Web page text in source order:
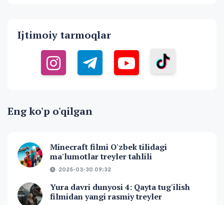
Ijtimoiy tarmoqlar
Eng ko'p o'qilgan
Minecraft filmi O'zbek tilidagi
ma'lumotlar treyler tahlili
2025-03-30 09:32
Yura davri dunyosi 4: Qayta tug'ilish
filmidan yangi rasmiy treyler